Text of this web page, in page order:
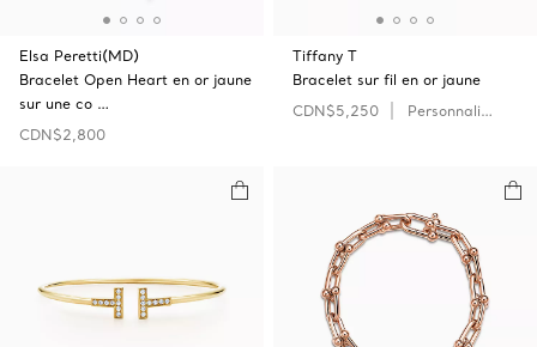
Elsa Peretti(MD)
Bracelet Open‎ Heart en or jaune
sur une co …
CDN$2,800
Tiffany T
Bracelet sur fil en or jaune
CDN$5,250
Personnaliser